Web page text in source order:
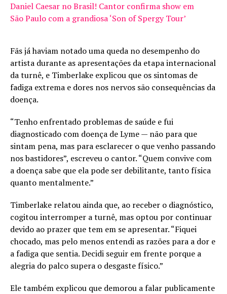
Daniel Caesar no Brasil! Cantor confirma show em
São Paulo com a grandiosa ‘Son of Spergy Tour’
Fãs já haviam notado uma queda no desempenho do
artista durante as apresentações da etapa internacional
da turnê, e Timberlake explicou que os sintomas de
fadiga extrema e dores nos nervos são consequências da
doença.
“Tenho enfrentado problemas de saúde e fui
diagnosticado com doença de Lyme — não para que
sintam pena, mas para esclarecer o que venho passando
nos bastidores”, escreveu o cantor. “Quem convive com
a doença sabe que ela pode ser debilitante, tanto física
quanto mentalmente.”
Timberlake relatou ainda que, ao receber o diagnóstico,
cogitou interromper a turnê, mas optou por continuar
devido ao prazer que tem em se apresentar. “Fiquei
chocado, mas pelo menos entendi as razões para a dor e
a fadiga que sentia. Decidi seguir em frente porque a
alegria do palco supera o desgaste físico.”
Ele também explicou que demorou a falar publicamente